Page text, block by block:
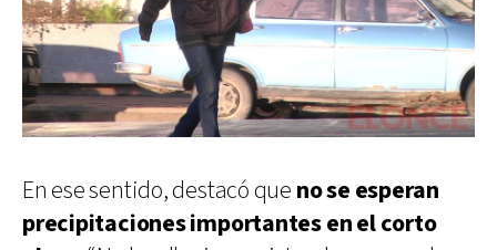
En ese sentido, destacó que no se esperan
precipitaciones importantes en el corto